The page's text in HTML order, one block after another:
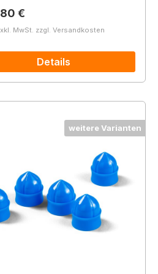
Preis:
€
MwSt. zzgl. Versandkosten
Details
weitere Varianten